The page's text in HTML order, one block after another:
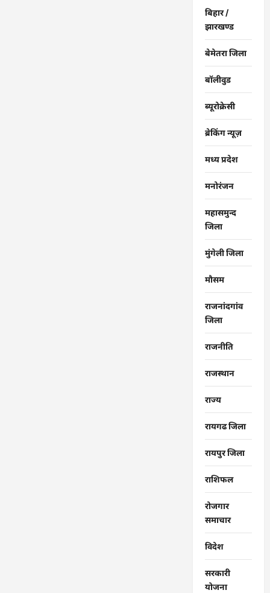
बिहार /
झारखण्ड
बेमेतरा जिला
बॉलीवुड
ब्यूरोक्रेसी
ब्रेकिंग न्यूज़
मध्य प्रदेश
मनोरंजन
महासमुन्द
जिला
मुंगेली जिला
मौसम
राजनांदगांव
जिला
राजनीति
राजस्थान
राज्‍य
रायगढ जिला
रायपुर जिला
राशिफल
रोजगार
समाचार
विदेश
सरकारी
योजना